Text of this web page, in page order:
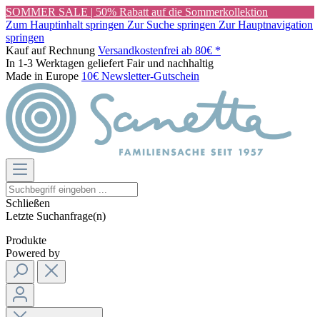
SOMMER SALE | 50% Rabatt auf die Sommerkollektion
Zum Hauptinhalt springen Zur Suche springen Zur Hauptnavigation
springen
Kauf auf Rechnung Versandkostenfrei ab 80€ *
In 1-3 Werktagen geliefert Fair und nachhaltig
Made in Europe 10€ Newsletter-Gutschein
Schließen
Letzte Suchanfrage(n)
Produkte
Powered by